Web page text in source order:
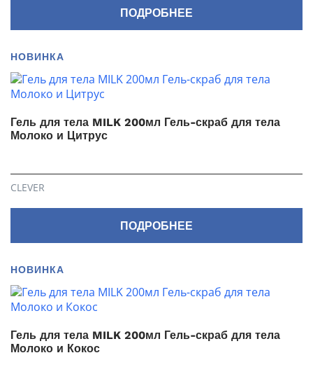
ПОДРОБНЕЕ
НОВИНКА
Гель для тела MILK 200мл Гель-скраб для тела
Молоко и Цитрус
CLEVER
ПОДРОБНЕЕ
НОВИНКА
Гель для тела MILK 200мл Гель-скраб для тела
Молоко и Кокос